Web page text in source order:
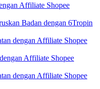
Affiliate Shopee
Badan dengan 6Tropin
dengan Affiliate Shopee
Affiliate Shopee
dengan Affiliate Shopee